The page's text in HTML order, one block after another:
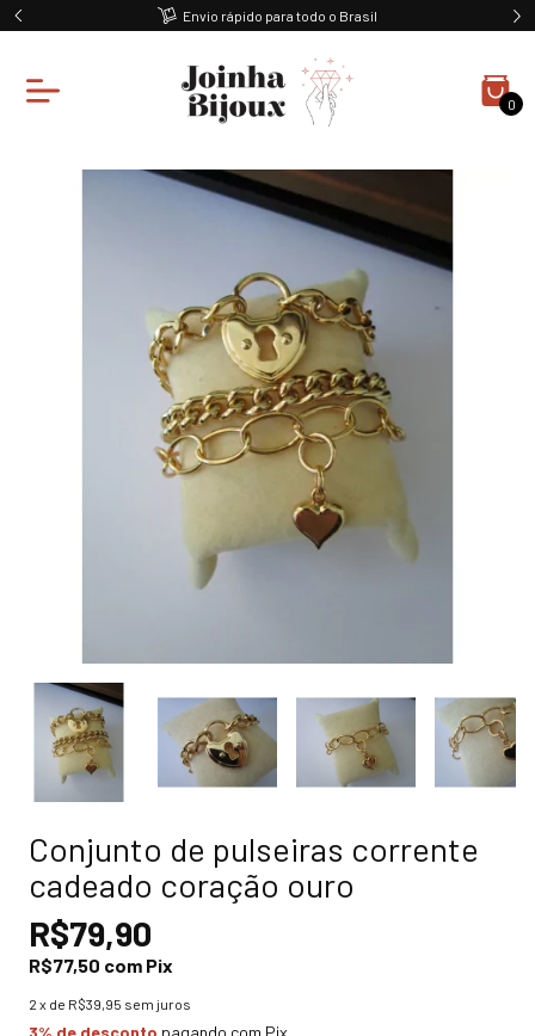
Envio rápido para todo o Brasil
0
Conjunto de pulseiras corrente
cadeado coração ouro
R$79,90
R$77,50 com Pix
2 x de R$39,95 sem juros
3% de desconto pagando com Pix